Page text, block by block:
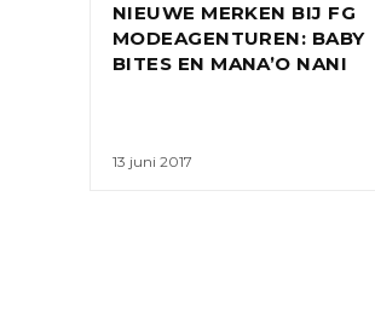
NIEUWE MERKEN BIJ FG
MODEAGENTUREN: BABY
BITES EN MANA’O NANI
13 juni 2017